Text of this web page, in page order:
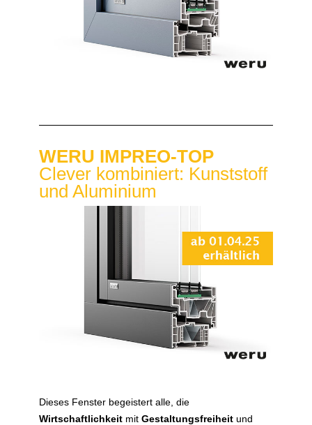
WERU IMPREO-TOP
Clever kombiniert: Kunststoff
und Aluminium
Dieses Fenster begeistert alle, die
Wirtschaftlichkeit mit Gestaltungsfreiheit und